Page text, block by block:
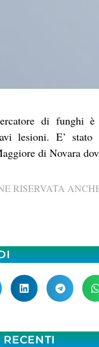
di funghi
lesioni. E’
di Novara
RISERVATA
RECENTI